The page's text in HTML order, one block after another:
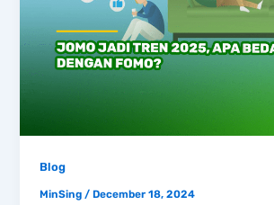
Blog
MinSing/December 18, 2024